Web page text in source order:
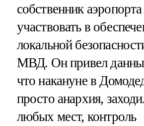
собственник
участвовать в
локальной
МВД. Он привел
что накануне в
просто анархия,
любых мест, контроль